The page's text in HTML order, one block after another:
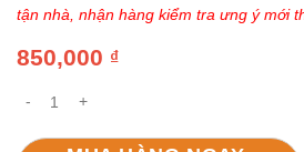
tận nhà, nhận hàng kiểm tra ưng ý mới
850,000 ₫